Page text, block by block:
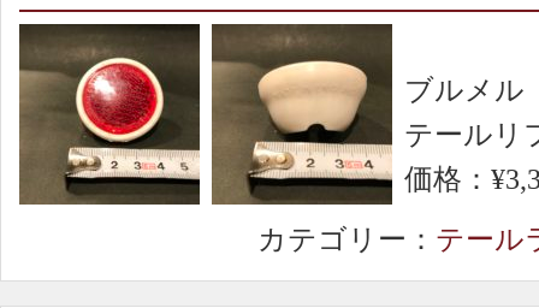
ブルメル
テールリ
価格：
カテゴリー： テール